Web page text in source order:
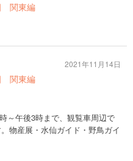
関東編
関東編
～午後3時まで、観覧車周辺で
物産展・水仙ガイド・野鳥ガイ
2021年11月14日